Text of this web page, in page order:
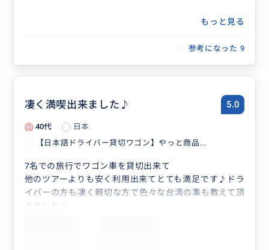
もっと見る
参考になった 9
凄く満喫出来ました♪ 5.0
40代
日本
【日本語ドライバー貸切ワゴン】やっと商品...
7名での旅行でワゴン車を貸切出来て
他のツアーよりも安く利用出来てとても満足です♪ドラ
イバーの方も凄く親切な方で色々な台湾の事も教えて頂
きました！